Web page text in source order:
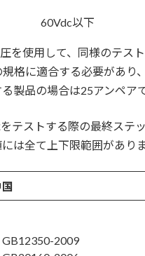
60Vdc以下
を使用して、同様のテス
格に適合する必要があ
製品の場合は25アンペアで
テストする際の最終ス
は全て上下限範囲がありま
GB12350-2009